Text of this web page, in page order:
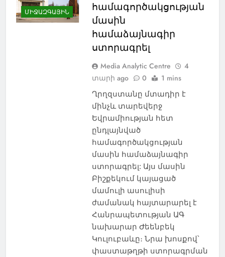
ՄԻՋԱԶԳԱՅԻՆ
համագործակցության
մասին
համաձայնագիր
ստորագրել
Media Analytic Centre
4
տարի ago
0 1 mins
Ղրղզստանը մտադիր է
մինչև տարեվերջ
Եվրամիության հետ
ընդլայնված
համագործակցության
մասին համաձայնագիր
ստորագրել: Այս մասին
Բիշքեկում կայացած
մամուլի ասուլիսի
ժամանակ հայտարարել է
Հանրապետության ԱԳ
նախարար Ժեենբեկ
Կուլուբաևը։ Նրա խոսքով՝
փաստաթղթի ստորագրման